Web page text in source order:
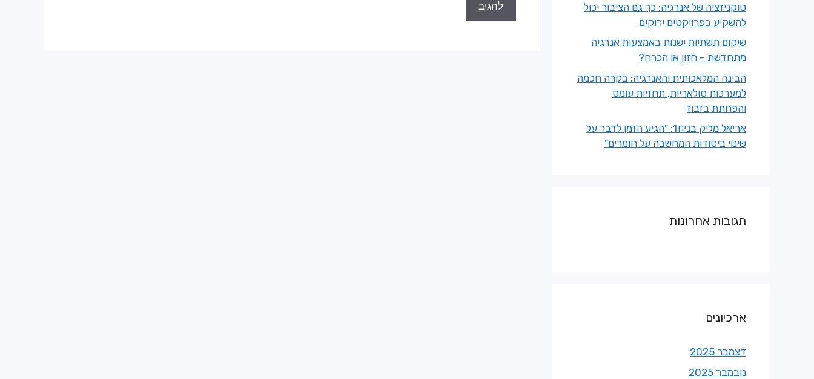
טוקניזציה של אנרגיה: כך גם הציבור יכול
להשקיע בפרויקטים ירוקים
שיקום תשתיות ישנות באמצעות אנרגיה
מתחדשת – חזון או הכרח?
הבינה המלאכותית והאנרגיה: בקרה חכמה
למערכות סולאריות, תחזיות עומס
והפחתת בזבוז
אריאל מליק בניוז1: "הגיע הזמן לדבר על
שינוי ביסודות המחשבה על חומרים"
תגובות אחרונות
ארכיונים
דצמבר 2025
נובמבר 2025